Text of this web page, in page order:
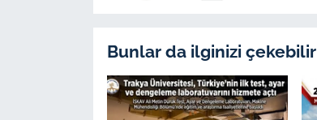
Bunlar da ilginizi çekebilir